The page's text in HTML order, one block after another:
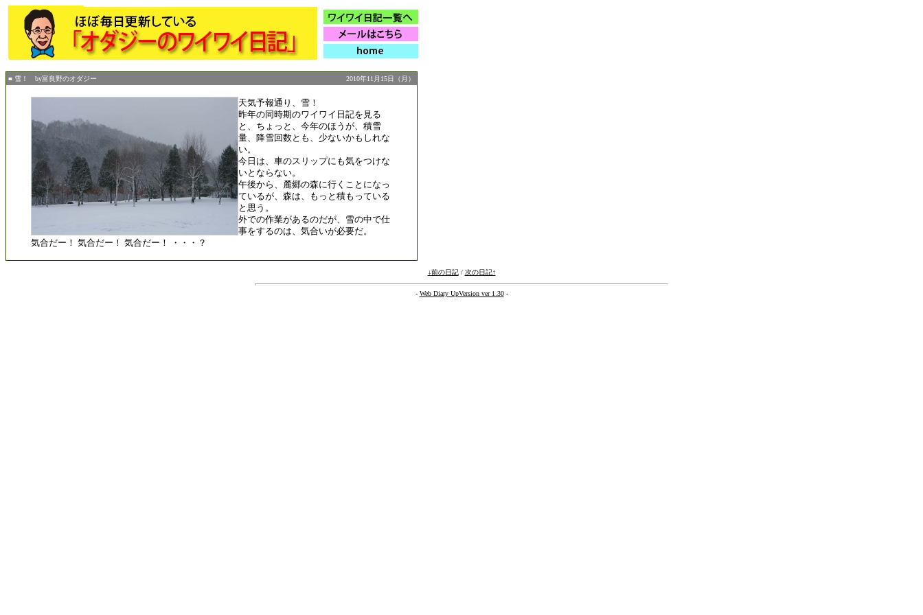
■ 雪！ by富良野のオダジー 2010年11月15日（月）
天気予報通り、雪！
昨年の同時期のワイワイ日記を見る
と、ちょっと、今年のほうが、積雪
量、降雪回数とも、少ないかもしれな
い。
今日は、車のスリップにも気をつけな
いとならない。
午後から、麓郷の森に行くことになっ
ているが、森は、もっと積もっている
と思う。
外での作業があるのだが、雪の中で仕
事をするのは、気合いが必要だ。
気合だー！ 気合だー！ 気合だー！ ・・・？
↓前の日記/ 次の日記↑
- Web Diary UpVersion ver 1.30-